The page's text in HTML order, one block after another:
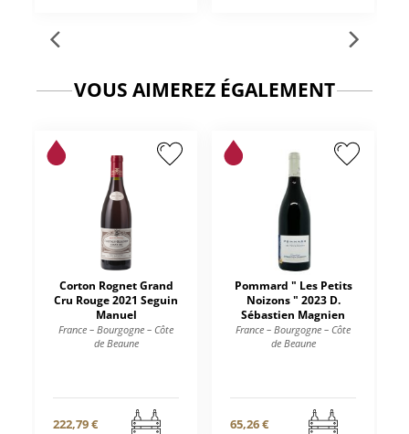
VOUS AIMEREZ ÉGALEMENT
Corton Rognet Grand
Cru Rouge 2021 Seguin
Manuel
France – Bourgogne – Côte
de Beaune
222,79 €
Pommard " Les Petits
Noizons " 2023 D.
Sébastien Magnien
France – Bourgogne – Côte
de Beaune
65,26 €